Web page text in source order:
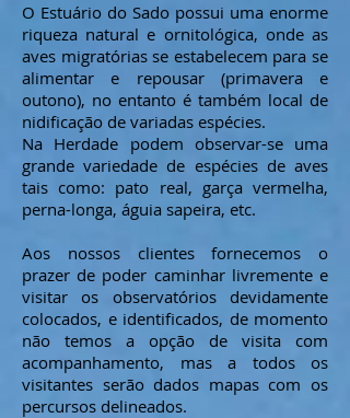
O Estuário do Sado possui uma enorme
riqueza natural e ornitológica, onde as
aves migratórias se estabelecem para se
alimentar e repousar (primavera e
outono), no entanto é também local de
nidificação de variadas espécies.
Na Herdade podem observar-se uma
grande variedade de espécies de aves
tais como: pato real, garça vermelha,
perna-longa, águia sapeira, etc.
Aos nossos clientes fornecemos o
prazer de poder caminhar livremente e
visitar os observatórios devidamente
colocados, e identificados, de momento
não temos a opção de visita com
acompanhamento, mas a todos os
visitantes serão dados mapas com os
percursos delineados.